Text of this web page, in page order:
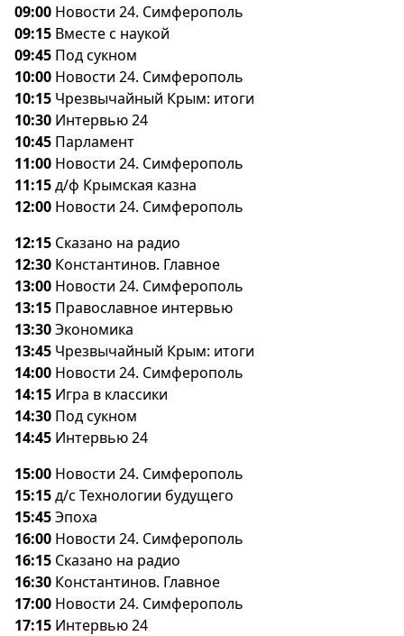
09:00 Новости 24. Симферополь
09:15 месте с наукой
09:45 Под сукном
10:00 Новости 24. Симферополь
10:15 Чрезвычайный Крым: итоги
10:30 Интервью 24
10:45 Парламент
11:00 Новости 24. Симферополь
11:15д/ф Крымская казна
12:00 Новости 24. Симферополь
12:15 Сказано на радио
12:30 Константинов. Главное
13:00 Новости 24. Симферополь
13:15 Православное интервью
13:30Экономика
13:45 Чрезвычайный Крым: итоги
14:00 Новости 24. Симферополь
14:15 Игра в классики
14:30 Под сукном
14:45 Интервью 24
15:00 Новости 24. Симферополь
15:15д/с Технологии будущего
15:45Эпоха
16:00 Новости 24. Симферополь
16:15 Сказано на радио
16:30 Константинов. Главное
17:00 Новости 24. Симферополь
17:15 Интервью 24